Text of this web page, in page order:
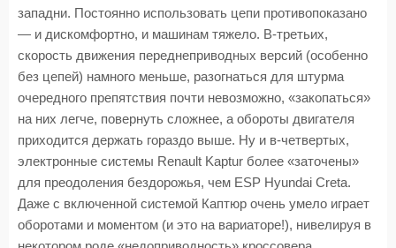
западни. Постоянно использовать цепи противопоказано
— и дискомфортно, и машинам тяжело. В-третьих,
скорость движения переднеприводных версий (особенно
без цепей) намного меньше, разогнаться для штурма
очередного препятствия почти невозможно, «закопаться»
на них легче, повернуть сложнее, а обороты двигателя
приходится держать гораздо выше. Ну и в-четвертых,
электронные системы Renault Kaptur более «заточены»
для преодоления бездорожья, чем ESP Hyundai Creta.
Даже с включенной системой Каптюр очень умело играет
оборотами и моментом (и это на вариаторе!), нивелируя в